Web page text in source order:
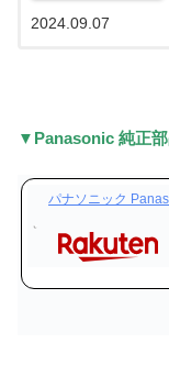
2024.09.07
▼Panasonic 純正
パナソニック